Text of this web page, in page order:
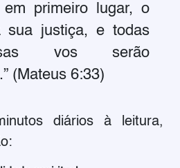
em primeiro lugar, o
justiça, e todas
vos serão
(Mateus 6:33)
diários à leitura,